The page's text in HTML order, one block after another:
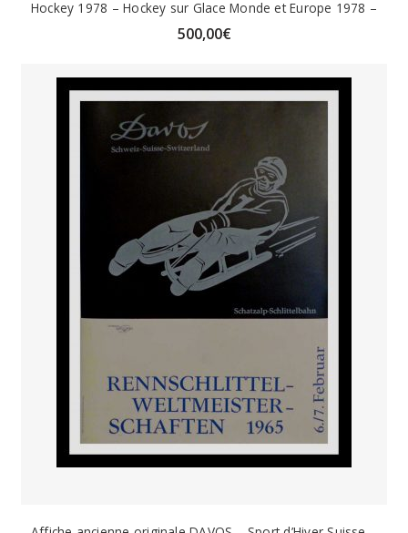
Hockey 1978 – Hockey sur Glace Monde et Europe 1978 –
500,00€